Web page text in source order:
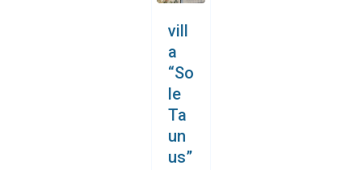
Taun
Num
ana.
Casa
sing
con
amp
vill
a
“So
le
Ta
un
us”